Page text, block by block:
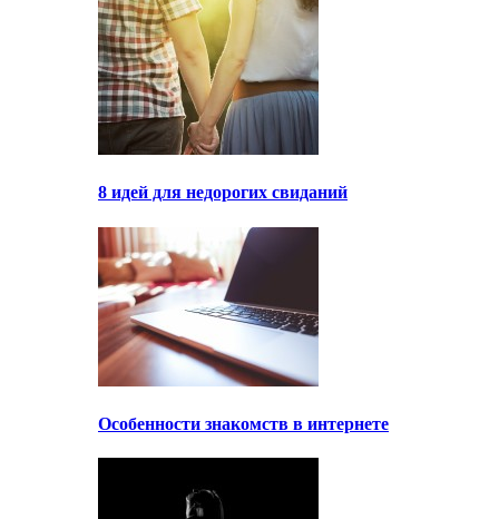
8 идей для недорогих свиданий
Особенности знакомств в интернете